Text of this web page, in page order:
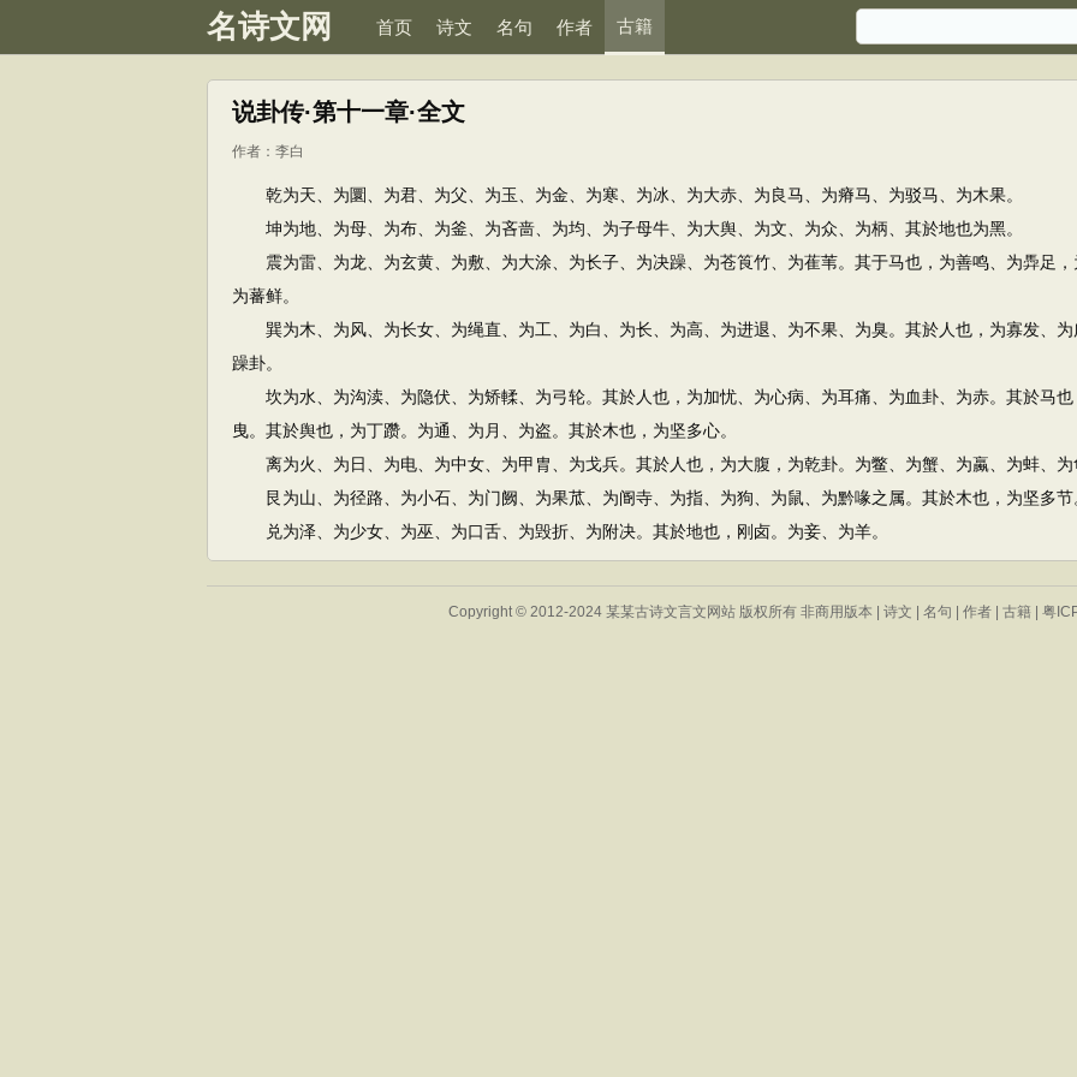
名诗文网 首页 诗文 名句 作者 古籍
说卦传·第十一章·全文
作者： 李白
乾为天、为圜、为君、为父、为玉、为金、为寒、为冰、为大赤、为良马、为瘠马、为驳马、为木果。
坤为地、为母、为布、为釜、为吝啬、为均、为子母牛、为大舆、为文、为众、为柄、其於地也为黑。
震为雷、为龙、为玄黄、为敷、为大涂、为长子、为决躁、为苍筤竹、为萑苇。其于马也，为善鸣、为馵足，
为蕃鲜。
巽为木、为风、为长女、为绳直、为工、为白、为长、为高、为进退、为不果、为臭。其於人也，为寡发、为
躁卦。
坎为水、为沟渎、为隐伏、为矫輮、为弓轮。其於人也，为加忧、为心病、为耳痛、为血卦、为赤。其於马也
曳。其於舆也，为丁躜。为通、为月、为盗。其於木也，为坚多心。
离为火、为日、为电、为中女、为甲胄、为戈兵。其於人也，为大腹，为乾卦。为鳖、为蟹、为蠃、为蚌、为
艮为山、为径路、为小石、为门阙、为果苽、为阍寺、为指、为狗、为鼠、为黔喙之属。其於木也，为坚多节
兑为泽、为少女、为巫、为口舌、为毁折、为附决。其於地也，刚卤。为妾、为羊。
Copyright © 2012-2024 某某古诗文言文网站 版权所有 非商用版本 | 诗文 名句 作者 古籍 粤